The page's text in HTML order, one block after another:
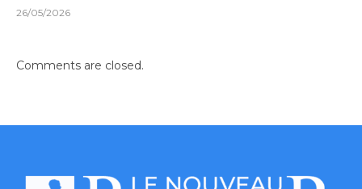
26/05/2026
Comments are closed.